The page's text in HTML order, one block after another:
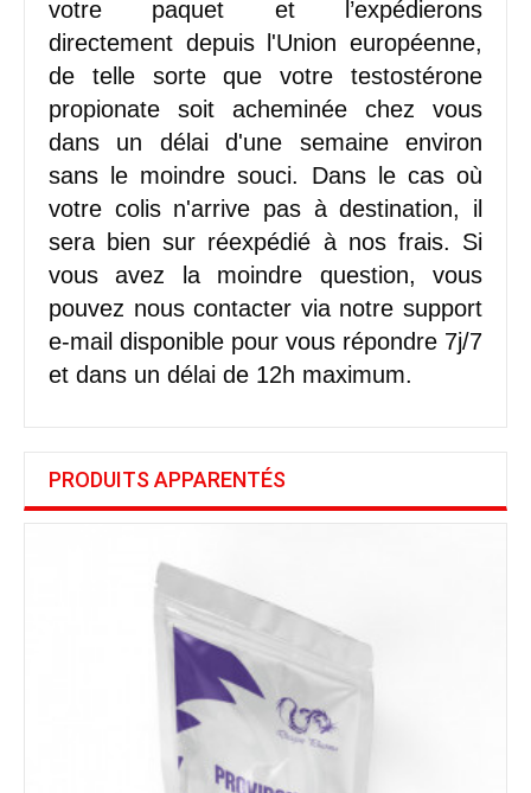
votre paquet et l’expédierons
directement depuis l'Union européenne,
de telle sorte que votre testostérone
propionate soit acheminée chez vous
dans un délai d'une semaine environ
sans le moindre souci. Dans le cas où
votre colis n'arrive pas à destination, il
sera bien sur réexpédié à nos frais. Si
vous avez la moindre question, vous
pouvez nous contacter via notre support
e-mail disponible pour vous répondre 7j/7
et dans un délai de 12h maximum.
PRODUITS APPARENTÉS